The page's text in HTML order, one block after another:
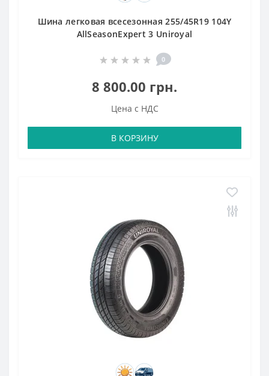
Шина легковая всесезонная 255/45R19 104Y
AllSeasonExpert 3 Uniroyal
0
8 800.00 грн.
Цена с НДС
В КОРЗИНУ